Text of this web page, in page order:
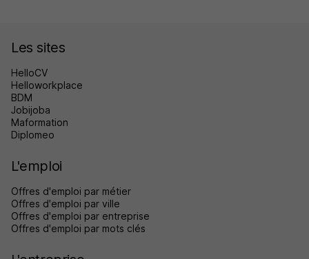
Les sites
HelloCV
Helloworkplace
BDM
Jobijoba
Maformation
Diplomeo
L'emploi
Offres d'emploi par métier
Offres d'emploi par ville
Offres d'emploi par entreprise
Offres d'emploi par mots clés